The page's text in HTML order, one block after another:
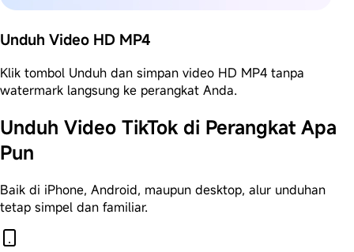
Unduh Video HD MP4
Klik tombol Unduh dan simpan video HD MP4 tanpa
watermark langsung ke perangkat Anda.
Unduh Video TikTok di Perangkat Apa
Pun
Baik di iPhone, Android, maupun desktop, alur unduhan
tetap simpel dan familiar.